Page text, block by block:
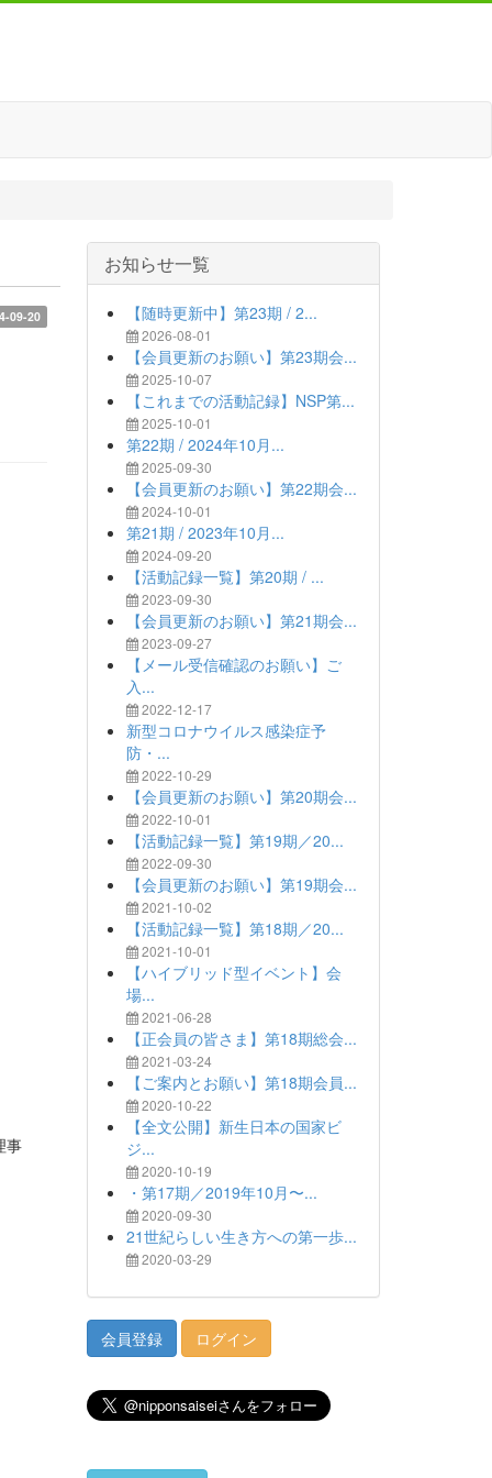
09-20
事
お知らせ一覧
【随時更新中】第23期 / 2...
2026-08-01
【会員更新のお願い】第23期会...
2025-10-07
【これまでの活動記録】NSP第...
2025-10-01
第22期 / 2024年10月...
2025-09-30
【会員更新のお願い】第22期会...
2024-10-01
第21期 / 2023年10月...
2024-09-20
【活動記録一覧】第20期 / ...
2023-09-30
【会員更新のお願い】第21期会...
2023-09-27
【メール受信確認のお願い】ご
入...
2022-12-17
新型コロナウイルス感染症予
防・...
2022-10-29
【会員更新のお願い】第20期会...
2022-10-01
【活動記録一覧】第19期／20...
2022-09-30
【会員更新のお願い】第19期会...
2021-10-02
【活動記録一覧】第18期／20...
2021-10-01
【ハイブリッド型イベント】会
場...
2021-06-28
【正会員の皆さま】第18期総会...
2021-03-24
【ご案内とお願い】第18期会員...
2020-10-22
【全文公開】新生日本の国家ビ
ジ...
2020-10-19
・第17期／2019年10月〜...
2020-09-30
21世紀らしい生き方への第一歩...
2020-03-29
会員登録 ログイン